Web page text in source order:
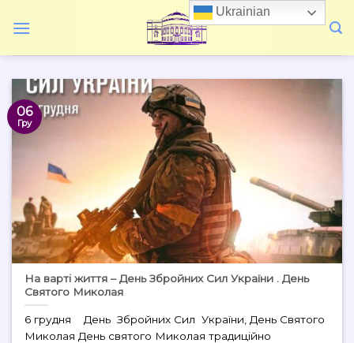
На варті життя – День Збройних Сил України . День
Святого Миколая
6 грудня День Збройних Сил України, День Святого
Миколая День святого Миколая традиційно
06
Гру
Ukrainian